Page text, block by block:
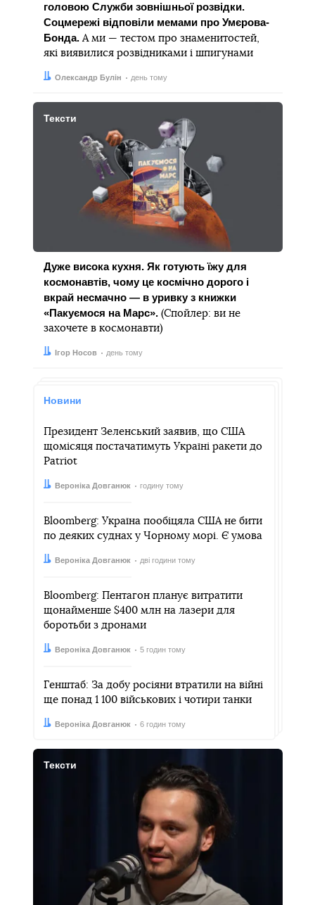
головою Служби зовнішньої розвідки.
Соцмережі відповіли мемами про Умєрова-
Бонда.А ми — тестом про знаменитостей,
які виявилися розвідниками і шпигунами
Автор:
Олександр Булін
Дата: день тому
Тексти
Дуже висока кухня. Як готують їжу для
космонавтів, чому це космічно дорого і
вкрай несмачно — в уривку з книжки
«Пакуємося на Марс». (Спойлер: ви не
захочете в космонавти)
Автор:Ігор Носов
Дата: день тому
Новини
Президент Зеленський заявив, що США
щомісяця постачатимуть Україні ракети до
Patriot
Автор:Вероніка Довганюк
Дата: годину тому
Bloomberg: Україна пообіцяла США не бити
по деяких суднах у Чорному морі. Є умова
Автор:Вероніка Довганюк
Дата: дві години тому
Bloomberg: Пентагон планує витратити
щонайменше $400 млн на лазери для
боротьби з дронами
Автор:Вероніка Довганюк
Дата: 5 годин тому
Генштаб: За добу росіяни втратили на війні
ще понад 1 100 військових і чотири танки
Автор:Вероніка Довганюк
Дата: 6 годин тому
Тексти